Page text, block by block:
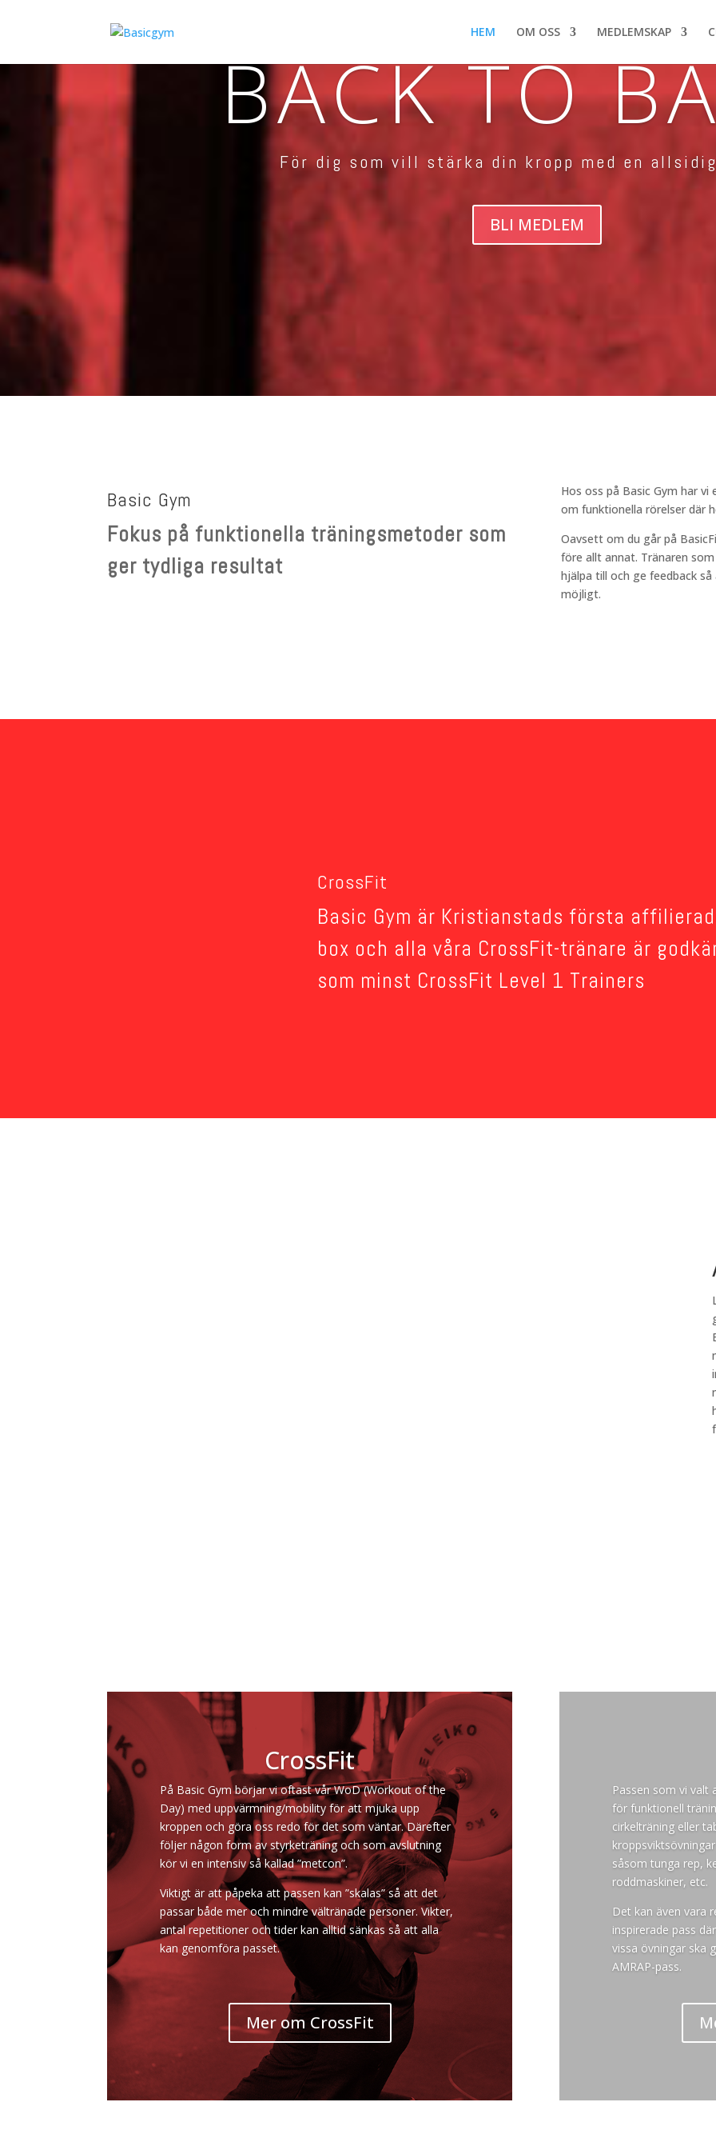
HEM OM OSS MEDLEMSKAP
BACK TO
För dig som vill stärka din kropp med en
BLI MEDLEM
Basic Gym
Fokus på funktionella träningsmetoder som
ger tydliga resultat
Hos oss på Basic Gym har
om funktionella rörelser där
Oavsett om du går på
före allt annat. Tränaren
hjälpa till och ge feedback
möjligt.
CrossFit
Basic Gym är Kristianstads första
box och alla våra CrossFit-tränare är
som minst CrossFit Level 1 Trainers
CrossFit
På Basic Gym börjar vi oftast vår WoD (Workout of the
Day) med uppvärmning/mobility för att mjuka upp
kroppen och göra oss redo för det som väntar. Därefter
följer någon form av styrketräning och som avslutning
kör vi en intensiv så kallad ”metcon”.
Viktigt är att påpeka att passen kan ”skalas” så att det
passar både mer och mindre vältränade personer. Vikter,
antal repetitioner och tider kan alltid sänkas så att alla
kan genomföra passet.
Mer om CrossFit
Passen som vi valt
för funktionell
cirkelträning eller
såsom tunga rep,
roddmaskiner, etc.
Det kan även vara
inspirerade pass
vissa övningar ska
AMRAP-pass.